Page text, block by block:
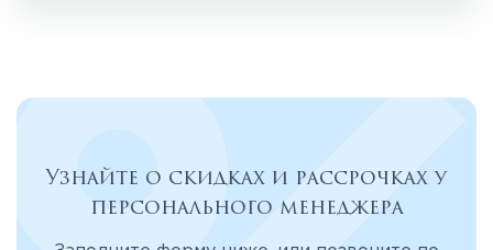
Узнайте о скидках и рассрочках у
персонального менеджера